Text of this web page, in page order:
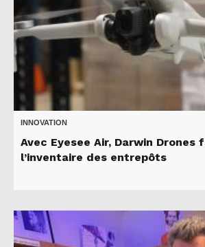
INNOVATION
Avec Eyesee Air, Darwin Drones
l’inventaire des entrepôts